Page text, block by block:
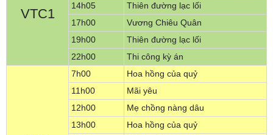
VTC1
14h05
Thiên đường lạc lối
17h00
Vương Chiêu Quân
19h00
Thiên đường lạc lối
22h00
Thi công kỳ án
7h00
Hoa hồng của quỷ
11h00
Mãi yêu
12h00
Mẹ chồng nàng dâu
13h00
Hoa hồng của quỷ